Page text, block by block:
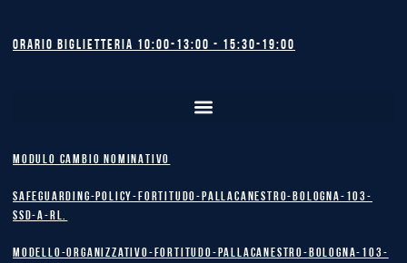
Orario biglietteria 10:00-13:00 - 15:30-19:00
MODULO CAMBIO NOMINATIVO
safeguarding-policy-Fortitudo-Pallacanestro-Bologna-103-
SSD-A-RL.
Modello-Organizzativo-Fortitudo-Pallacanestro-Bologna-103-